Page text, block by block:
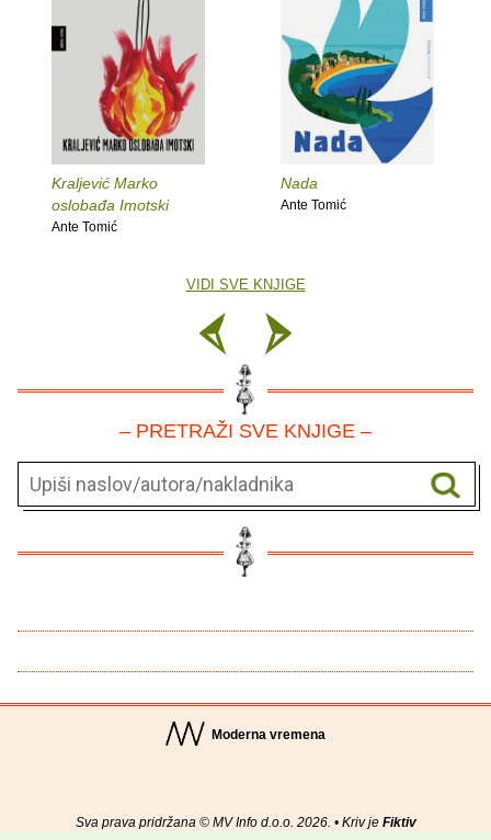
Kraljević Marko
oslobađa Imotski
Ante Tomić
Nada
Ante Tomić
VIDI SVE KNJIGE
– PRETRAŽI SVE KNJIGE –
Moderna vremena
Sva prava pridržana © MV Info d.o.o. 2026. • Kriv je Fiktiv